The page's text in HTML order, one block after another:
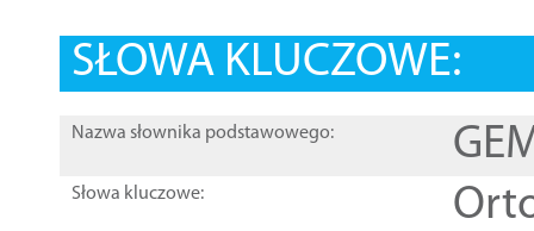
SŁOWA KLUCZOWE:
Nazwa słownika podstawowego:
Słowa kluczowe: